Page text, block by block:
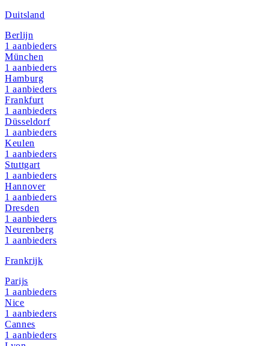
Duitsland
Berlijn
1 aanbieders
München
1 aanbieders
Hamburg
1 aanbieders
Frankfurt
1 aanbieders
Düsseldorf
1 aanbieders
Keulen
1 aanbieders
Stuttgart
1 aanbieders
Hannover
1 aanbieders
Dresden
1 aanbieders
Neurenberg
1 aanbieders
Frankrijk
Parijs
1 aanbieders
Nice
1 aanbieders
Cannes
1 aanbieders